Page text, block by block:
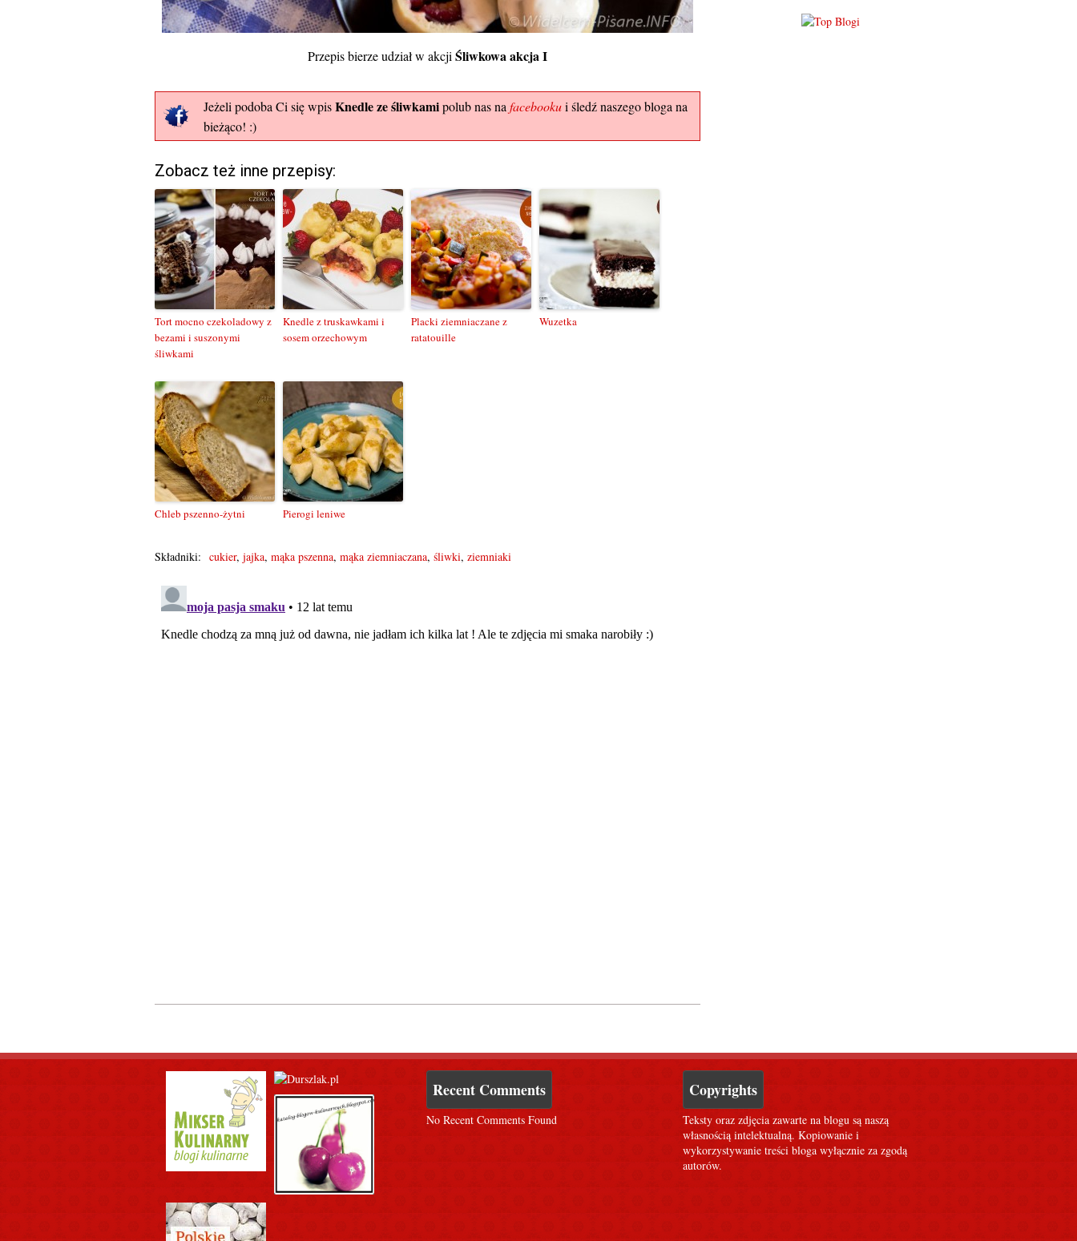
Przepis bierze udział w akcji Śliwkowa akcja I
Jeżeli podoba Ci się wpisKnedle ze śliwkamipolub nas na facebookui śledź naszego bloga na
bieżąco! :)
Zobacz też inne przepisy:
Tort mocno czekoladowy z
bezami i suszonymi
śliwkami
Knedle z truskawkami i
sosem orzechowym
Placki ziemniaczane z
ratatouille
Wuzetka
Chleb pszenno-żytni Pierogi leniwe
Składniki: cukier, jajka, mąka pszenna, mąka ziemniaczana, śliwki, ziemniaki
Recent Comments
No Recent Comments Found
Copyrights
Teksty oraz zdjęcia zawarte na blogu są naszą
własnością intelektualną. Kopiowanie i
wykorzystywanie treści bloga wyłącznie za zgodą
autorów.